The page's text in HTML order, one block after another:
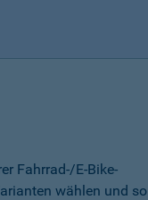
Fahrrad-/E-Bike-
wählen und so